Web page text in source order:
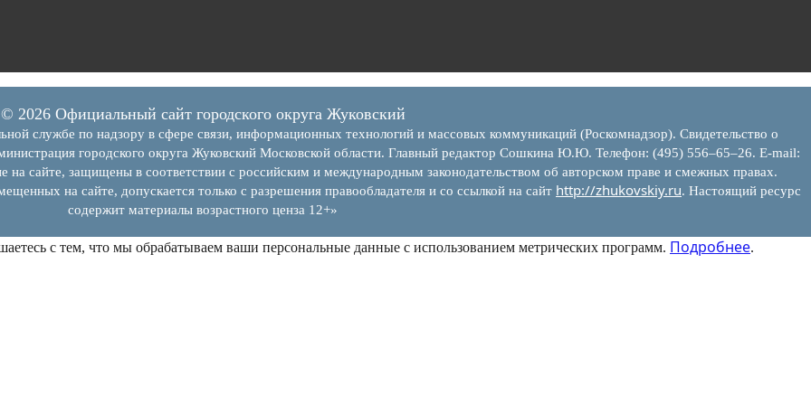
© 2026 Официальный сайт городского округа Жуковский
службе по надзору в сфере связи, информационных технологий и массовых коммуникаций (Роскомнадзор). Свидетельство о
городского округа Жуковский Московской области. Главный редактор Сошкина Ю.Ю. Телефон: (495) 556–65–26. E‑mail:
на сайте, защищены в соответствии с российским и международным законодательством об авторском праве и смежных правах.
на сайте, допускается только с разрешения правообладателя и со ссылкой на сайт http://zhukovskiy.ru. Настоящий ресурс
содержит материалы возрастного ценза 12+»
с тем, что мы обрабатываем ваши персональные данные с использованием метрических программ. Подробнее.